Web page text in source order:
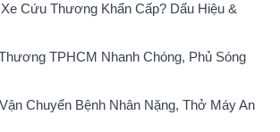
Cứu Thương Khẩn Cấp? Dấu Hiệu &
TPHCM Nhanh Chóng, Phủ Sóng
Chuyển Bệnh Nhân Nặng, Thở Máy An